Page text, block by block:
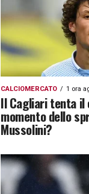
CALCIOMERCATO 1 ora
Il Cagliari tenta il
momento dello
Mussolini?